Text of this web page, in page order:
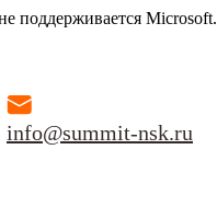
поддерживается Microsoft.
info@summit-nsk.ru